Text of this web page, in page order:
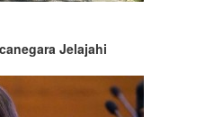
Jelajahi